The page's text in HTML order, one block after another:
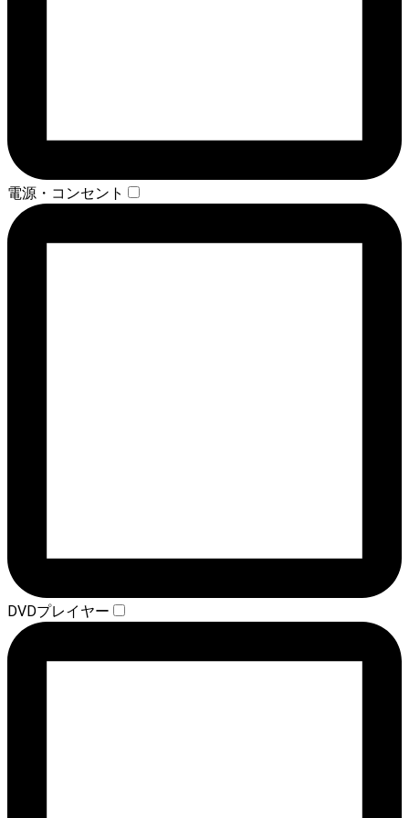
電源・コンセント
DVDプレイヤー